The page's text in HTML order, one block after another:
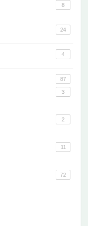
8
24
4
87
3
2
11
72